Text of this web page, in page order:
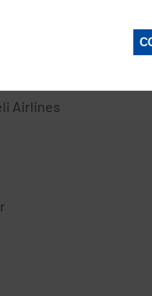
Airlines